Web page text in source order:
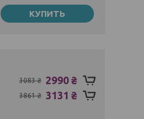
145х205
9787 ₴КУПИТЬ
3083 ₴ 2990 ₴
3861 ₴ 3131 ₴